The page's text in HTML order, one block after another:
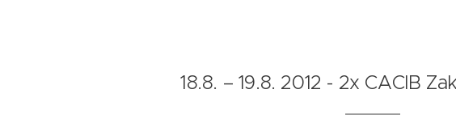
18.8. – 19.8. 2012 - 2x CACIB